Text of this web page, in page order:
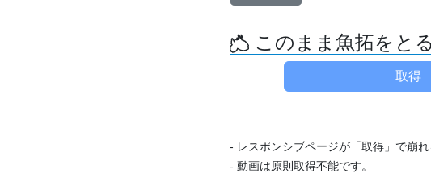
このまま魚拓をとる
- レスポンシブページが「取得」で崩
- 動画は原則取得不能です。